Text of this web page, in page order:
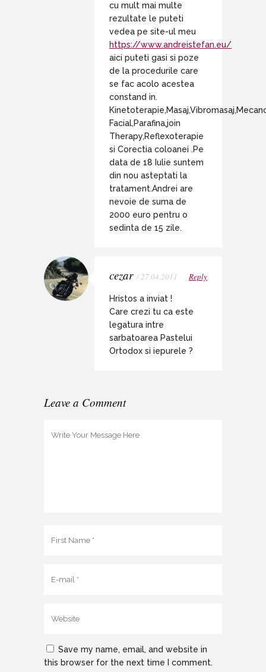
cu mult mai multe
rezultate le puteti
vedea pe site-ul meu
https://www.andreistefan.eu/
aici puteti gasi si poze
de la procedurile care
se fac acolo acestea
constand in.
Facial,Parafina,join
Therapy,Reflexoterapie
si Corectia coloanei .Pe
data de 18 Iulie suntem
din nou asteptati la
tratament.Andrei are
nevoie de suma de
2000 euro pentru o
sedinta de 15 zile.
cezar / 27.04.2011 Reply
Hristos a inviat !
Care crezi tu ca este
legatura intre
sarbatoarea Pastelui
Ortodox si iepurele ?
Leave a Comment
Save my name, email, and website in
this browser for the next time I comment.